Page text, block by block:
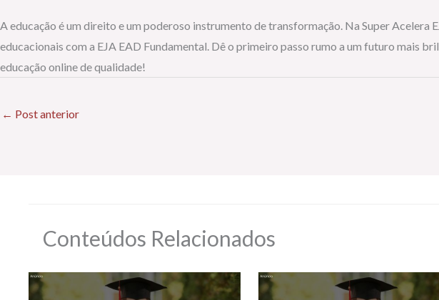
A educação é um direito e um poderoso instrumento de transformação. Na Super
educacionais com a EJA EAD Fundamental. Dê o primeiro passo rumo a um futuro mais
educação online de qualidade!
← Post anterior
Conteúdos Relacionados